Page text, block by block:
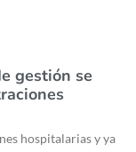
gestión se
hospitalarias y ya